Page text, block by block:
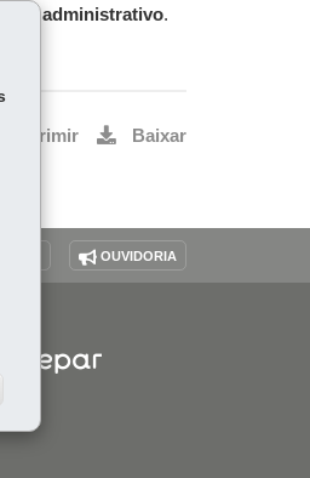
administrativo.
Imprimir Baixar
OUVIDORIA